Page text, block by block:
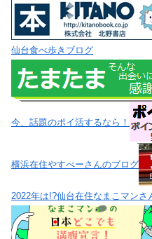
仙台食べ歩きブログ
今、話題のポイ活するなら！
横浜在住やすべーさんのブログ
2022年は!?仙台在住なまこマンさ